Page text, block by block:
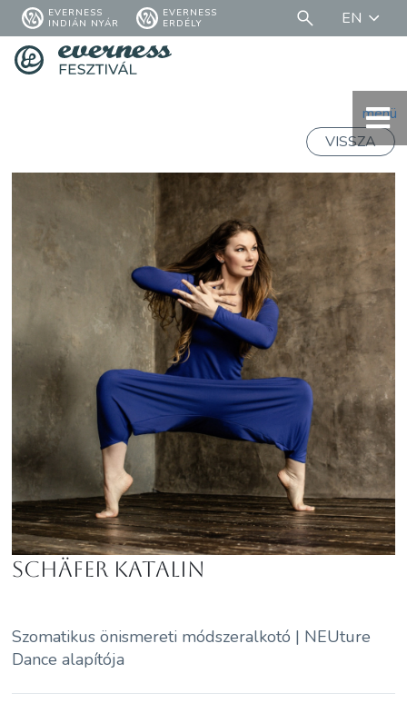
EVERNESS
INDIÁN NYÁR
EVERNESS
ERDÉLY
EN
menü
VISSZA
Schäfer Katalin
Szomatikus önismereti módszeralkotó | NEUture
Dance alapítója